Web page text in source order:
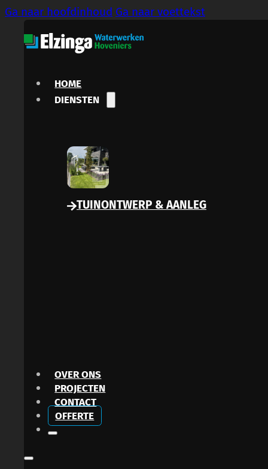
Ga naar hoofdinhoud Ga naar voettekst
HOME
DIENSTEN
TUINONTWERP & AANLEG
OVER ONS
PROJECTEN
CONTACT
OFFERTE